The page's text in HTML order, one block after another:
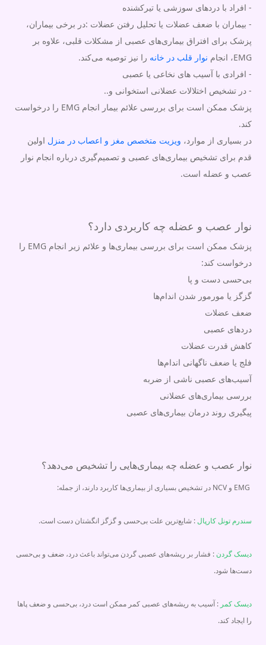
- افراد با دردهای سوزشی یا تیرکشنده
- بیماران با ضعف عضلات یا تحلیل رفتن عضلات :در برخی بیماران،
پزشک برای افتراق بیماری‌های عصبی از مشکلات قلبی، علاوه بر
EMG، انجام
نوار قلب در خانه را نیز توصیه می‌کند.
- افرادی با آسیب های نخاعی یا عصبی
- در تشخیص اختلالات عضلانی استخوانی و..
پزشک ممکن است برای بررسی علائم بیمار انجام EMG را درخواست
کند.
در بسیاری از موارد، ویزیت متخصص مغز و اعصاب در منزل اولین
قدم برای تشخیص بیماری‌های عصبی و تصمیم‌گیری درباره انجام نوار
عصب و عضله است.
نوار عصب و عضله چه کاربردی دارد؟
پزشک ممکن است برای بررسی بیماری‌ها و علائم زیر انجام EMG را
درخواست کند:
بی‌حسی دست و پا
گزگز یا مورمور شدن اندام‌ها
ضعف عضلات
دردهای عصبی
کاهش قدرت عضلات
فلج یا ضعف ناگهانی اندام‌ها
آسیب‌های عصبی ناشی از ضربه
بررسی بیماری‌های عضلانی
پیگیری روند درمان بیماری‌های عصبی
نوار عصب و عضله چه بیماری‌هایی را تشخیص می‌دهد؟
سندرم تونل کارپال: شایع‌ترین علت بی‌حسی و گزگز انگشتان دست است.
دیسک گردن : فشار بر ریشه‌های عصبی گردن می‌تواند باعث درد، ضعف و بی‌حسی
دست‌ها شود.
دیسک کمر : آسیب به ریشه‌های عصبی کمر ممکن است درد، بی‌حسی و ضعف پاها
را ایجاد کند.